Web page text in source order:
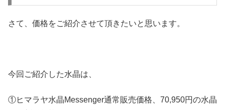
さて、価格をご紹介させて頂きたいと思います。
今回ご紹介した水晶は、
①ヒマラヤ水晶Messenger通常販売価格、70,950円の水晶